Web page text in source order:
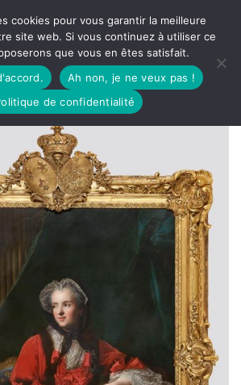
cookies pour vous garantir la meilleure
site web. Si vous continuez à utiliser ce
que vous en êtes satisfait.
Ah non, je ne veux pas !
de confidentialité